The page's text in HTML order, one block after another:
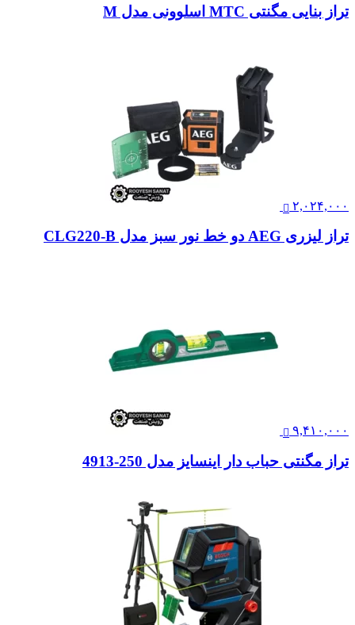
تراز بنایی مگنتی MTC اسلوونی مدل M
۲,۰۲۴,۰۰۰
تراز لیزری AEG دو خط نور سبز مدل CLG220-B
۹,۴۱۰,۰۰۰
تراز مگنتی حباب دار اینسایز مدل 250-4913